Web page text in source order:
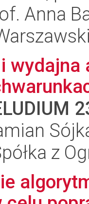
Anna
z